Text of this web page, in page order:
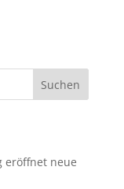
eröffnet neue